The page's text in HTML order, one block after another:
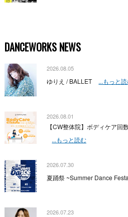
DANCEWORKS NEWS
2026.08.05
ゆりえ / BALLET ...もっと
2026.08.01
【CW整体院】ボディケア回
...もっと読む
2026.07.30
夏踊祭 ~Summer Dance
2026.07.23